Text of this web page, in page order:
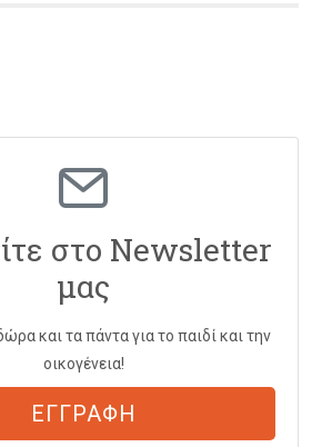
στο Newsletter
μας
και τα πάντα για το παιδί και την
οικογένεια!
ΕΓΓΡΑΦΗ